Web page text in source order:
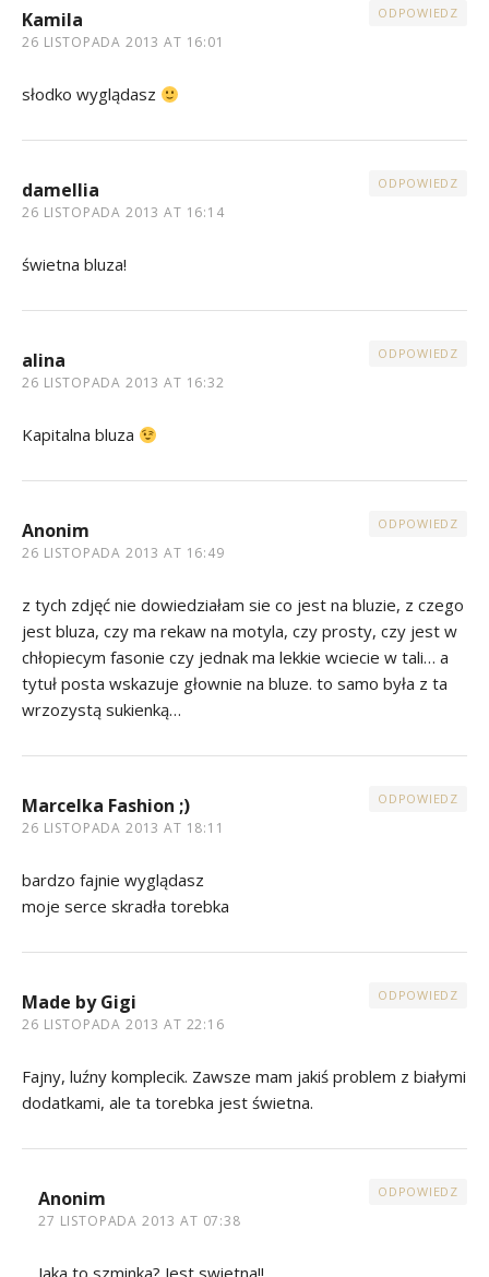
Kamila
26 LISTOPADA 2013 AT 16:01
ODPOWIEDZ
słodko wyglądasz
damellia
26 LISTOPADA 2013 AT 16:14
ODPOWIEDZ
świetna bluza!
alina
26 LISTOPADA 2013 AT 16:32
ODPOWIEDZ
Kapitalna bluza
Anonim
26 LISTOPADA 2013 AT 16:49
ODPOWIEDZ
z tych zdjęć nie dowiedziałam sie co jest na bluzie, z czego
jest bluza, czy ma rekaw na motyla, czy prosty, czy jest w
chłopiecym fasonie czy jednak ma lekkie wciecie w tali… a
tytuł posta wskazuje głownie na bluze. to samo była z ta
wrzozystą sukienką…
Marcelka Fashion ;)
26 LISTOPADA 2013 AT 18:11
ODPOWIEDZ
bardzo fajnie wyglądasz
moje serce skradła torebka
Made by Gigi
26 LISTOPADA 2013 AT 22:16
ODPOWIEDZ
Fajny, luźny komplecik. Zawsze mam jakiś problem z białymi
dodatkami, ale ta torebka jest świetna.
Anonim
27 LISTOPADA 2013 AT 07:38
ODPOWIEDZ